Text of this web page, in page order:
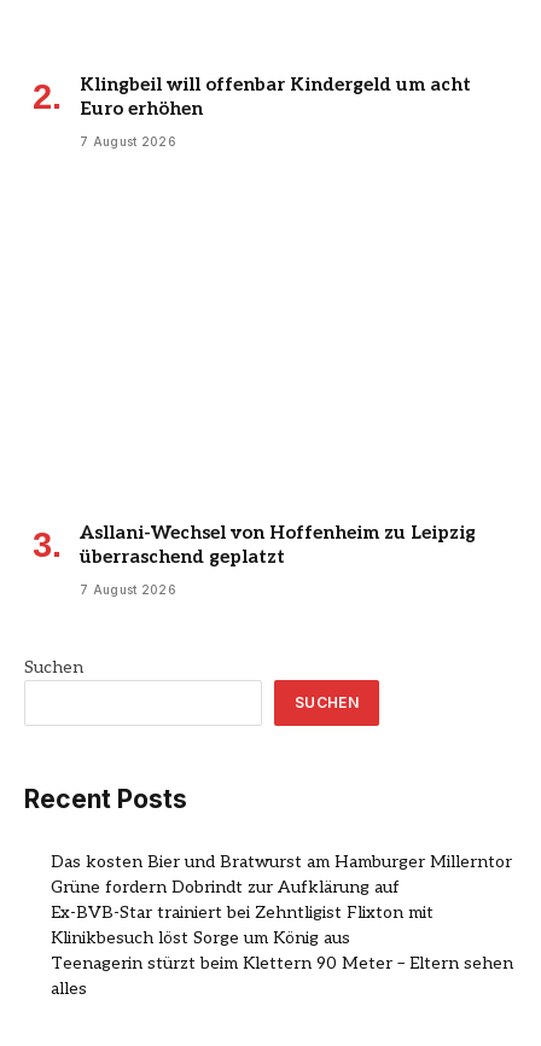
Klingbeil will offenbar Kindergeld um acht
Euro erhöhen
7 August 2026
Asllani-Wechsel von Hoffenheim zu Leipzig
überraschend geplatzt
7 August 2026
Suchen
SUCHEN
Recent Posts
Das kosten Bier und Bratwurst am Hamburger Millerntor
Grüne fordern Dobrindt zur Aufklärung auf
Ex-BVB-Star trainiert bei Zehntligist Flixton mit
Klinikbesuch löst Sorge um König aus
Teenagerin stürzt beim Klettern 90 Meter – Eltern sehen
alles